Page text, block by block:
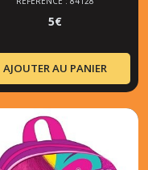
5€
AJOUTER AU PANIER